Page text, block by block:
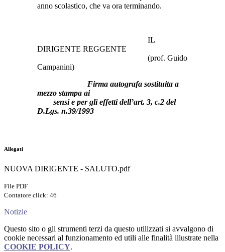
anno scolastico, che va ora terminando.
IL
DIRIGENTE REGGENTE
(prof. Guido
Campanini)
Firma autografa sostituita a
mezzo stampa ai
sensi e per gli effetti dell’art. 3, c.2 del
D.Lgs. n.39/1993
Allegati
NUOVA DIRIGENTE - SALUTO.pdf
File PDF
Contatore click: 46
Notizie
Questo sito o gli strumenti terzi da questo utilizzati si avvalgono di
cookie necessari al funzionamento ed utili alle finalità illustrate nella
COOKIE POLICY.